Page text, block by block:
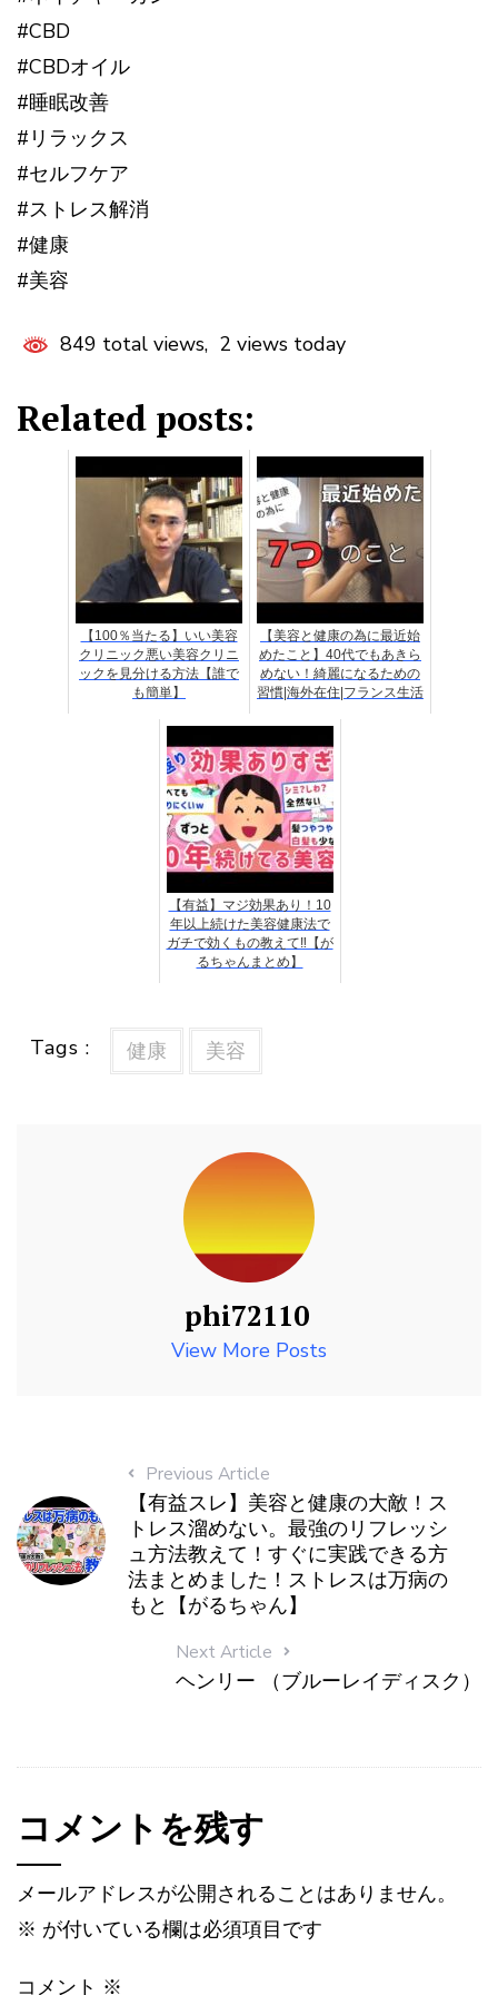
#CBD
#CBDオイル
#睡眠改善
#リラックス
#セルフケア
#ストレス解消
#健康
#美容
849 total views, 2 views today
Related posts:
【100％当たる】いい美容
クリニック悪い美容クリニ
ックを見分ける方法【誰で
も簡単】
【美容と健康の為に最近始
めたこと】40代でもあきら
めない！綺麗になるための
習慣|海外在住|フランス生活
【有益】マジ効果あり！10
年以上続けた美容健康法で
ガチで効くもの教えて‼【が
るちゃんまとめ】
Tags : 健康 美容
phi72110
View More Posts
Previous Article
【有益スレ】美容と健康の大敵！ス
トレス溜めない。最強のリフレッシ
ュ方法教えて！すぐに実践できる方
法まとめました！ストレスは万病の
もと【がるちゃん】
Next Article
ヘンリー （ブルーレイディスク）
コメントを残す
メールアドレスが公開されることはありません。
※ が付いている欄は必須項目です
コメント ※